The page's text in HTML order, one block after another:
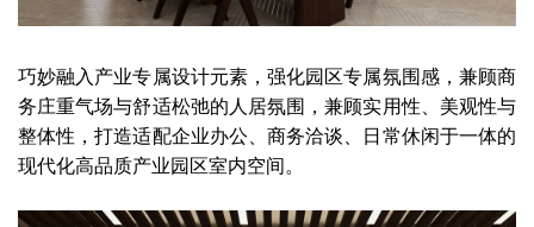
巧妙融入产业专属设计元素，强化园区专属氛围感，兼顾商
务庄重气场与舒适松弛的人居氛围，兼顾实用性、美观性与
整体性，打造适配企业办公、商务洽谈、日常休闲于一体的
现代化高品质产业园区室内空间。